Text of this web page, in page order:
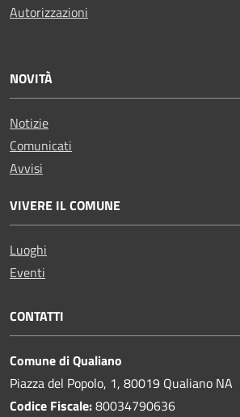
Autorizzazioni
NOVITÀ
Notizie
Comunicati
Avvisi
VIVERE IL COMUNE
Luoghi
Eventi
CONTATTI
Comune di Qualiano
Piazza del Popolo, 1, 80019 Qualiano NA
Codice Fiscale:80034790636